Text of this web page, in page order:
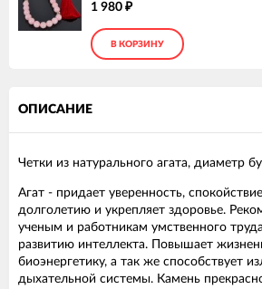
1 980 ₽
В КОРЗИНУ
ОПИСАНИЕ
Четки из натурального агата, диаметр
Агат - придает уверенность,
долголетию и укрепляет здоровье.
ученым и работникам умственного
развитию интеллекта. Повышает
биоэнергетику, а так же способствует
дыхательной системы. Камень